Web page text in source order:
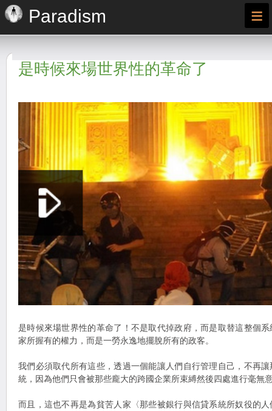
Paradism ≡
是時候來場世界性的革命了
是時候來場世界性的革命了！不是取代掉政府，而是取替這整個
家所握有的權力，而是一勞永逸地擺脫所有的政客。
我們必須取代所有這些，透過一個能讓人們自行管理自己，不再
統，因為他們只會被那些龐大的跨國企業所束縛然後四處進行毫無
而且，這也不再是為貧苦人家〈那些被銀行與信貸系統所奴役的